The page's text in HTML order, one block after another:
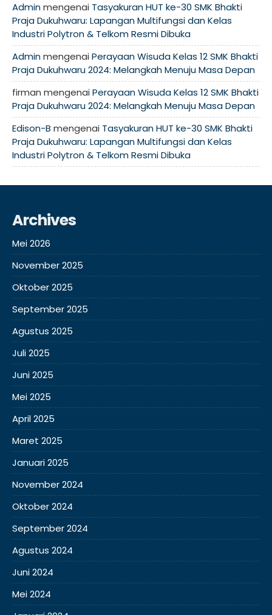
Adminmengenai Tasyakuran HUT ke-30 SMK Bhakti
Praja Dukuhwaru: Lapangan Multifungsi dan Kelas
Industri Polytron & Telkom Resmi Dibuka
Adminmengenai Perayaan Wisuda Kelas 12 SMK Bhakti
Praja Dukuhwaru 2024: Melangkah Menuju Masa Depan
firman mengenai Perayaan Wisuda Kelas 12 SMK Bhakti
Praja Dukuhwaru 2024: Melangkah Menuju Masa Depan
Edison-B mengenai Tasyakuran HUT ke-30 SMK Bhakti
Praja Dukuhwaru: Lapangan Multifungsi dan Kelas
Industri Polytron & Telkom Resmi Dibuka
Archives
Mei 2026
November 2025
Oktober 2025
September 2025
Agustus 2025
Juli 2025
Juni 2025
Mei 2025
April 2025
Maret 2025
Januari 2025
November 2024
Oktober 2024
September 2024
Agustus 2024
Juni 2024
Mei 2024